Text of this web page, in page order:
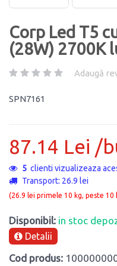
Corp Led T5
(28W) 2700K
Adaugă
SPN7161
5 clienti vizualizeaza
Transport: 26.9 lei
(26.9 lei primele 10 kg, peste 10
Disponibil: in stoc
Detalii
Cod produs: